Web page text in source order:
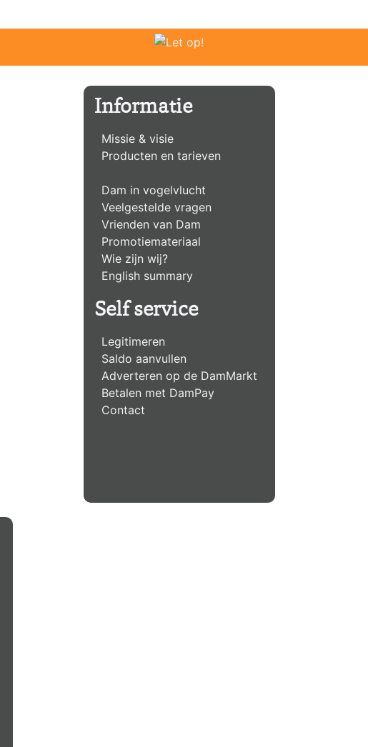
Informatie
Missie & visie
Producten en tarieven
Dam in vogelvlucht
Veelgestelde vragen
Vrienden van Dam
Promotiemateriaal
Wie zijn wij?
English summary
Self service
Legitimeren
Saldo aanvullen
Adverteren op de DamMarkt
Betalen met DamPay
Contact